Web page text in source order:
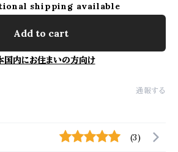
shipping available
Add to cart
国内にお住まいの方向け
通報する
(3)